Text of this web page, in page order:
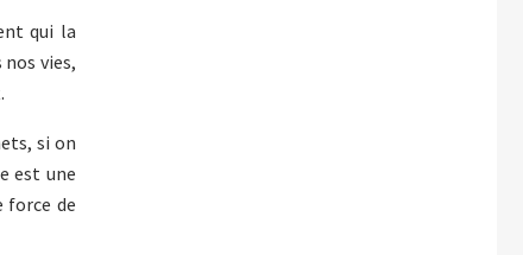
qui la
vies,
si on
est une
force de